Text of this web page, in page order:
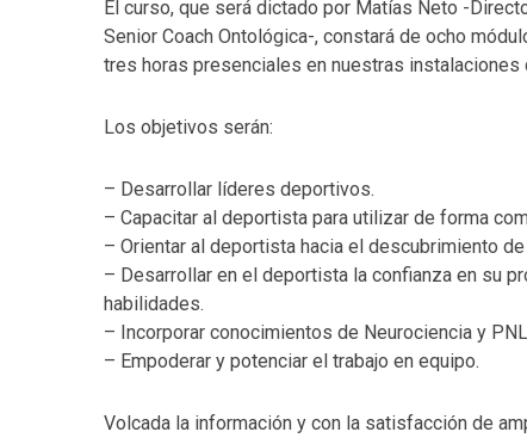
El curso, que será dictado por Matías Neto -
Senior Coach Ontológica-, constará de ocho
tres horas presenciales en nuestras instalaciones
Los objetivos serán:
– Desarrollar líderes deportivos.
– Capacitar al deportista para utilizar de forma
– Orientar al deportista hacia el descubrimiento
– Desarrollar en el deportista la confianza en su
habilidades.
– Incorporar conocimientos de Neurociencia y
– Empoderar y potenciar el trabajo en equipo.
Volcada la información y con la satisfacción de